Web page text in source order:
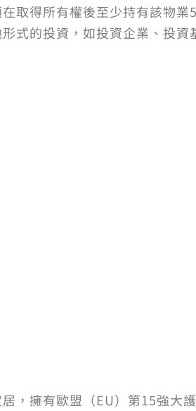
取得所有權後至少持有該物業
式的投資，如投資企業、投資
，擁有歐盟（EU）第15強大